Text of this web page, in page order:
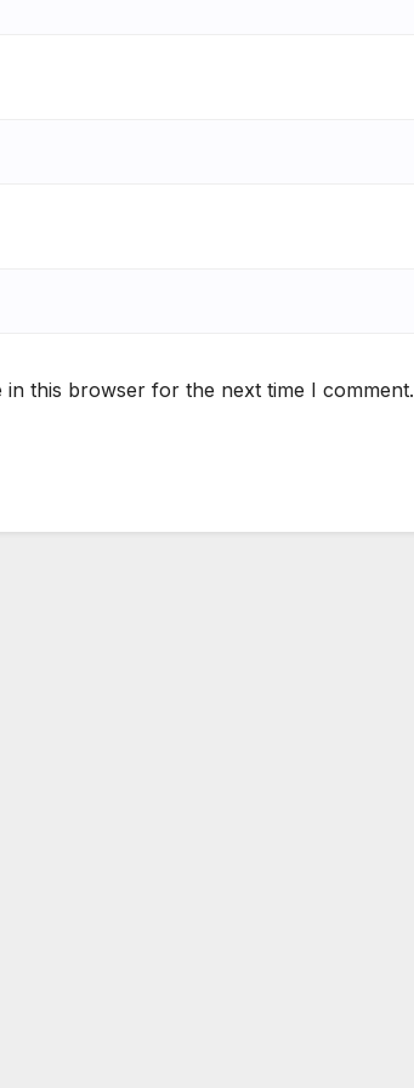
in this browser for the next time I comment.